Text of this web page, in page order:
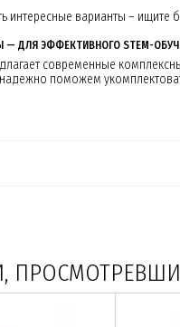
интересные варианты –
ДЛЯ ЭФФЕКТИВНОГО STEM-
современные
поможем